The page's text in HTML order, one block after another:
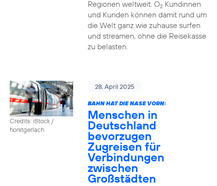
Regionen weltweit. O2Kundinnen
und Kunden können damit rund um
die Welt ganz wie zuhause surfen
und streamen, ohne die Reisekasse
zu belasten.
Credits: iStock /
horstgerlach
28. April 2025
BAHN HAT DIE NASE VORN:
Menschen in
Deutschland
bevorzugen
Zugreisen für
Verbindungen
zwischen
Großstädten